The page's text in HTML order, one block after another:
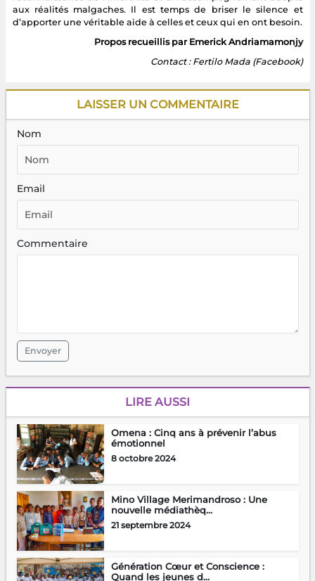
aux réalités malgaches. Il est temps de briser le silence et
d’apporter une véritable aide à celles et ceux qui en ont besoin.
Propos recueillis par Emerick Andriamamonjy
Contact : Fertilo Mada (Facebook)
LAISSER UN COMMENTAIRE
Nom
Email
Commentaire
Envoyer
LIRE AUSSI
Omena : Cinq ans à prévenir l’abus
émotionnel
8 octobre 2024
Mino Village Merimandroso : Une
nouvelle médiathèq...
21 septembre 2024
Génération Cœur et Conscience :
Quand les jeunes d...